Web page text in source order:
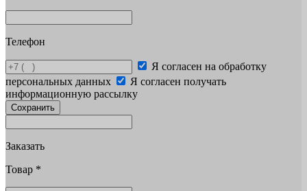
Телефон
Я согласен на обработку
персональных данных
Я согласен получать
информационную рассылку
Сохранить
Заказать
Товар *